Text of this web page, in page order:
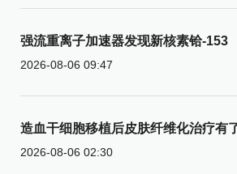
强流重离子加速器发现新核素铪-153
2026-08-06 09:47
造血干细胞移植后皮肤纤维化治疗有
2026-08-06 02:30